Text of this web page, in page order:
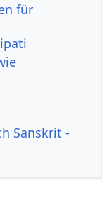
für
Sanskrit -